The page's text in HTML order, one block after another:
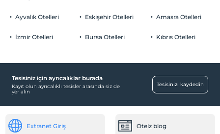
Hastaneye kolay ulaşım (15 dakika)
Çocuk
Engelli
Ayvalık Otelleri
İzmir Otelleri
Eskişehir Otelleri
Bursa Otelleri
Amasra Otelleri
Kıbrıs Otelleri
Tesisiniz için ayrıcalıklar burada
Kayıt olun ayrıcalıklı tesisler arasında siz de
yer alın
Tesisinizi kaydedin
Extranet Giriş Otelz blog